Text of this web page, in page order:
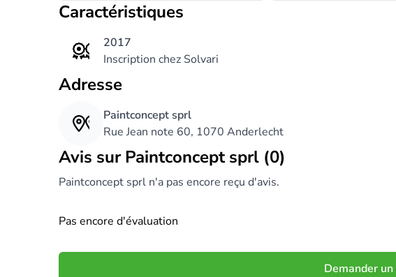
Caractéristiques
2017
Inscription chez Solvari
Adresse
Paintconcept sprl
Rue Jean note 60, 1070 Anderlecht
Avis sur Paintconcept sprl (0)
Paintconcept sprl n'a pas encore reçu d'avis.
Pas encore d'évaluation
Demander un